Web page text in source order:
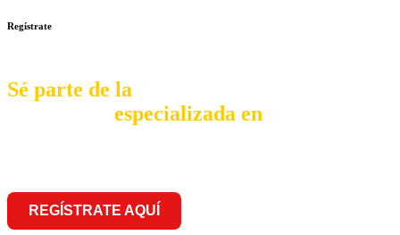
Regístrate
Sé parte de la
especializada en
REGÍSTRATE AQUÍ